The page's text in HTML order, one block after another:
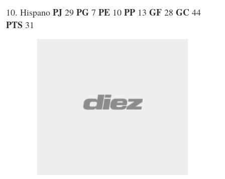
10. Hispano PJ 29 PG 7 PE 10 PP 13 GF 28 GC 44
PTS 31